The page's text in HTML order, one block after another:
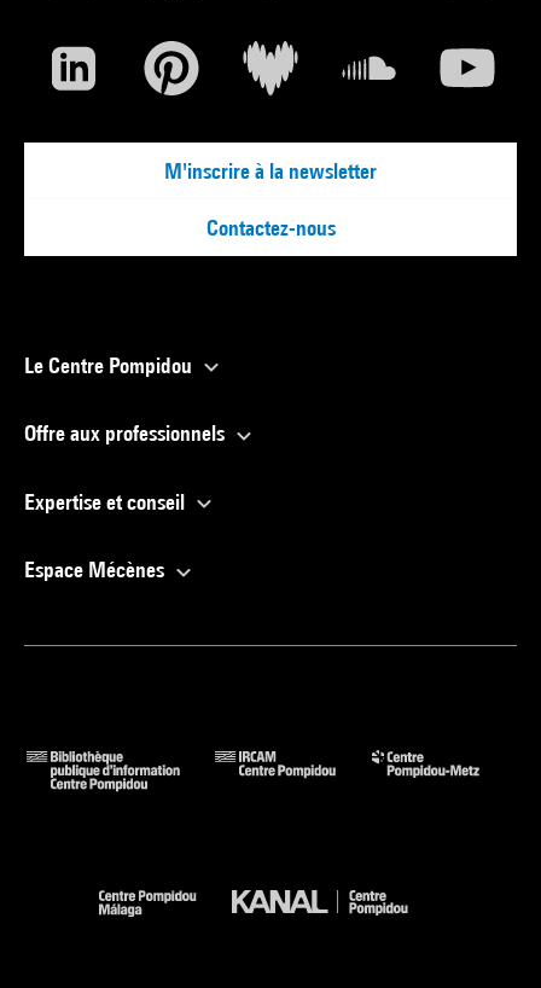
M'inscrire à la newsletter
Contactez-nous
Le Centre Pompidou
Offre aux professionnels
Expertise et conseil
Espace Mécènes